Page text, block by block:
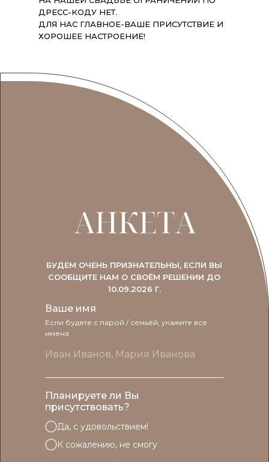
ДРЕСС-КОДУ НЕТ.
ДЛЯ НАС ГЛАВНОЕ-ВАШЕ ПРИСУТСТВИЕ И
ХОРОШЕЕ НАСТРОЕНИЕ!
БУДЕМ ОЧЕНЬ ПРИЗНАТЕЛЬНЫ, ЕСЛИ ВЫ
СООБЩИТЕ НАМ О СВОЁМ РЕШЕНИИ ДО
10.09.2026 Г.
Ваше имя
Если будете с парой / семьёй, укажите все
имена
Планируете ли Вы
присутствовать?
Да, с удовольствием!
К сожалению, не смогу